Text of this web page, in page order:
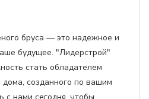
бруса — это надежное и
будущее. "Лидерстрой"
стать обладателем
дома, созданного по вашим